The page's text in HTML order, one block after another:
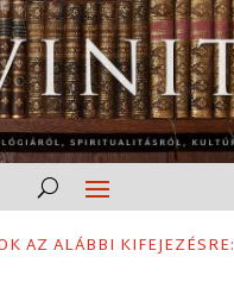
AZ ALÁBBI KIFEJEZÉSRE: